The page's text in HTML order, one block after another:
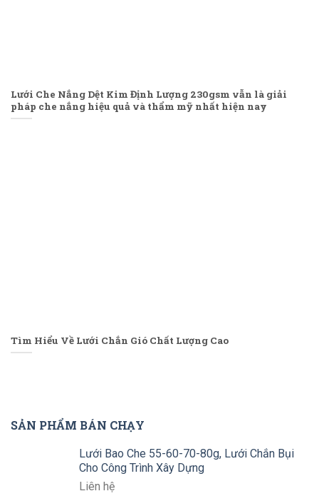
Lưới Che Nắng Dệt Kim Định Lượng 230gsm vẫn là giải
pháp che nắng hiệu quả và thẩm mỹ nhất hiện nay
Tìm Hiểu Về Lưới Chắn Gió Chất Lượng Cao
SẢN PHẨM BÁN CHẠY
Lưới Bao Che 55-60-70-80g, Lưới Chắn Bụi
Cho Công Trình Xây Dựng
Liên hệ